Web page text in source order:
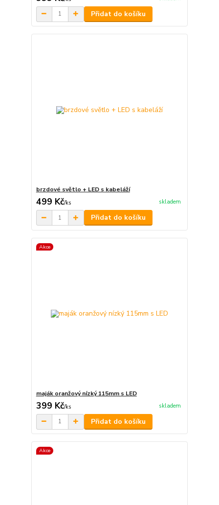
Přidat do košíku
brzdové světlo + LED s kabeláží
499 Kč/ks skladem
Přidat do košíku
Akce
maják oranžový nízký 115mm s LED
399 Kč/ks skladem
Přidat do košíku
Akce